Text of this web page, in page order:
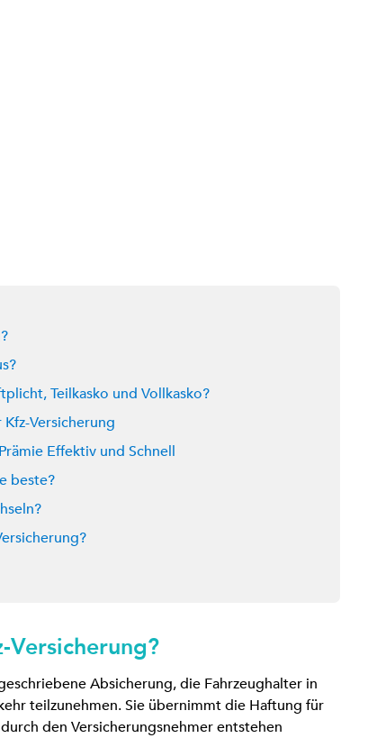
Teilkasko und Vollkasko?
Kfz-Versicherung
Effektiv und Schnell
beste?
Versicherung?
Absicherung, die Fahrzeughalter in
teilzunehmen. Sie übernimmt die Haftung für
den Versicherungsnehmer entstehen